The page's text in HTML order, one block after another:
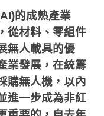
的成熟產業
從材料、零組件
無人載具的優
業發展，在統籌
購無人機，以內
進一步成為非紅